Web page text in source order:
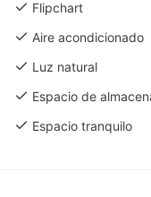
creativo de la ciudad.
Flipchart
Aire acondicionado
Luz natural
Espacio de
Espacio tranquilo